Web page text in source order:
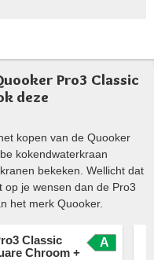
Pro3 Classic
deze
kopen van de Quooker
kokendwaterkraan
bekeken. Wellicht dat
je wensen dan de Pro3
het merk Quooker.
Classic
Chroom +
A